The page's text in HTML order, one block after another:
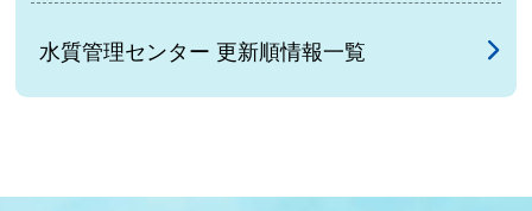
水質管理センター 更新順情報一覧